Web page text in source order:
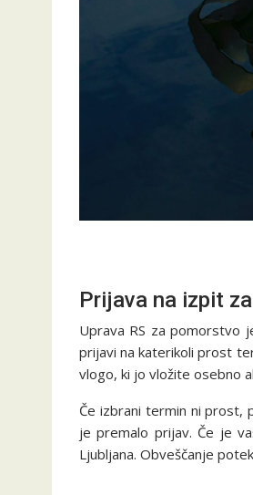
Prijava na izpit
Uprava RS za pomorstvo
prijavi na katerikoli prost
vlogo, ki jo vložite osebno
Če izbrani termin ni prost,
je premalo prijav. Če je
Ljubljana. Obveščanje